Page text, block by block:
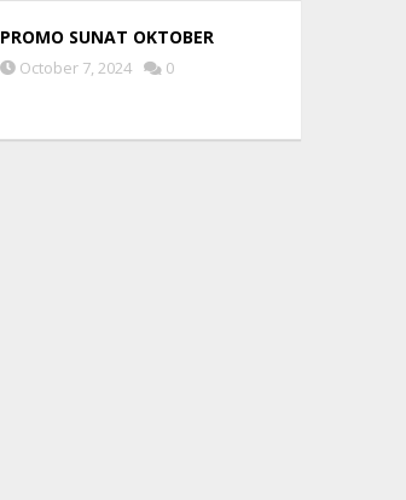
PROMO SUNAT OKTOBER
October 7, 2024 0